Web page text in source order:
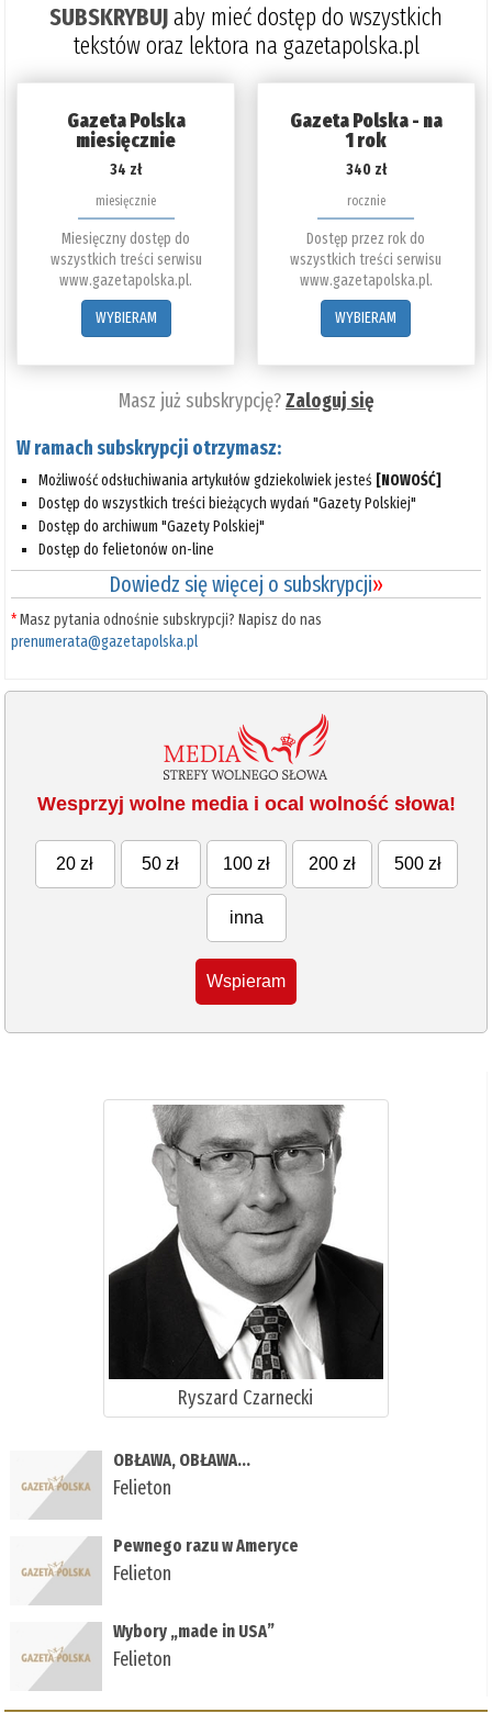
SUBSKRYBUJaby mieć dostęp do wszystkich
tekstów oraz lektora na gazetapolska.pl
Gazeta Polska
miesięcznie
34 zł
miesięcznie
Miesięczny dostęp do
wszystkich treści serwisu
www.gazetapolska.pl.
WYBIERAM
Gazeta Polska - na
1 rok
340 zł
rocznie
Dostęp przez rok do
wszystkich treści serwisu
www.gazetapolska.pl.
WYBIERAM
Masz już subskrypcję?Zaloguj się
W ramach subskrypcji otrzymasz:
Możliwość odsłuchiwania artykułów gdziekolwiek jesteś [NOWOŚĆ]
Dostęp do wszystkich treści bieżących wydań "Gazety Polskiej"
Dostęp do archiwum "Gazety Polskiej"
Dostęp do felietonów on-line
Dowiedz się więcej o subskrypcji»
*Masz pytania odnośnie subskrypcji? Napisz do nas
prenumerata@gazetapolska.pl
Wesprzyj wolne media i ocal wolność słowa!
20 zł 50 zł 100 zł 200 zł 500 zł
inna
Wspieram
Ryszard Czarnecki
OBŁAWA, OBŁAWA...
Felieton
Pewnego razu w Ameryce
Felieton
Wybory „made in USA”
Felieton